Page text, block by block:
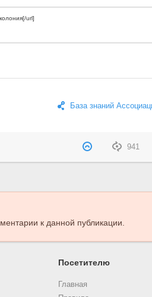
База знаний
941
к данной публикации.
Посетителю
Главная